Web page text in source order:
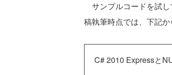
サンプルコードを試
稿執筆時点では、下記か
C# 2010 Expressと